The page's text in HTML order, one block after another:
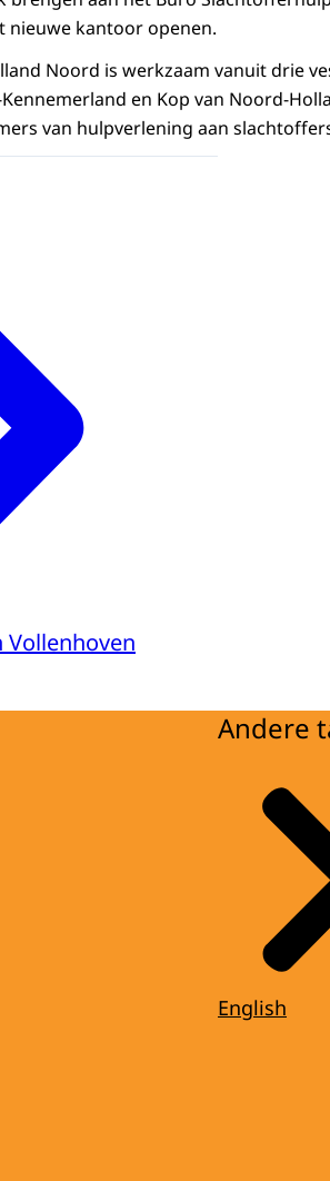
nieuwe kantoor openen.
Noord is werkzaam vanuit drie
en Kop van Noord-
van hulpverlening aan
Vollenhoven
Andere
English